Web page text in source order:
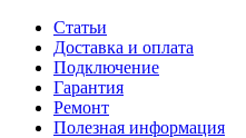
Статьи
Доставка и оплата
Подключение
Гарантия
Ремонт
Полезная информация